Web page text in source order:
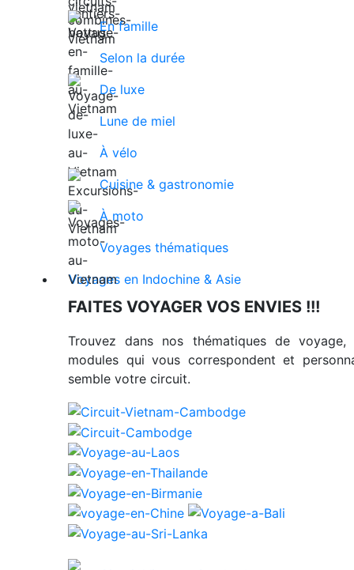
En famille
Selon la durée
De luxe
Lune de miel
À vélo
Cuisine & gastronomie
À moto
Voyages thématiques
Voyages en Indochine & Asie
FAITES VOYAGER VOS ENVIES !!!
Trouvez dans nos thématiques de
modules qui vous correspondent et
semble votre circuit.